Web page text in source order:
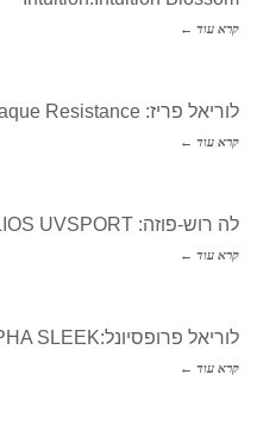
קרא עוד ←
לוריאל פריז: Infallible Laque Resistance
קרא עוד ←
לה רוש-פוזה: ANTHELIOS UVSPORT
קרא עוד ←
לוריאל פרופסיונל:KERATIN ALPHA SLEEK
קרא עוד ←